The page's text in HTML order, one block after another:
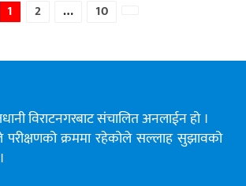
1 2 … 10
विराटनगरबाट संचालित अनलाईन हो ।
क्रममा रहेकोले सल्लाह सुझावको